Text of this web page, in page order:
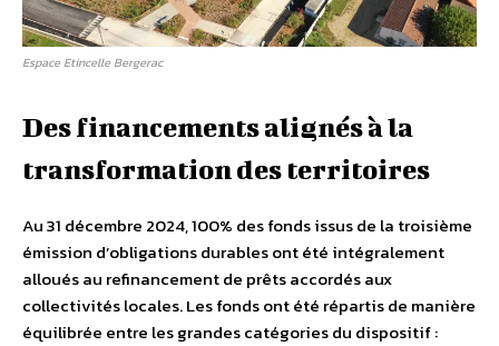
Espace Etincelle Bergerac
Des financements alignés à la
transformation des territoires
Au 31 décembre 2024, 100% des fonds issus de la troisième
émission d’obligations durables ont été intégralement
alloués au refinancement de prêts accordés aux
collectivités locales. Les fonds ont été répartis de manière
équilibrée entre les grandes catégories du dispositif :